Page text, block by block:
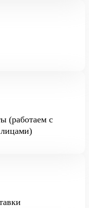
(работаем с